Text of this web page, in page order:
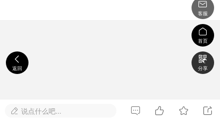

返回

客服

首页

分享
 说点什么吧...    